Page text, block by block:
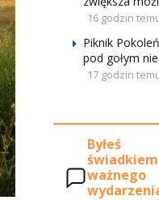
16 godzin
Piknik
pod gołym
17 godzin
Byłeś
świadkiem
ważnego